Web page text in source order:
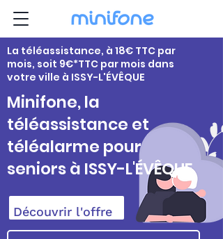
La téléassistance, à 18€ TTC par
mois, soit 9€*TTC par mois dans
votre ville à ISSY-L'ÉVÊQUE
Minifone, la
téléassistance et
téléalarme pour
seniors à ISSY-L'ÉVÊQUE
Découvrir l'offre